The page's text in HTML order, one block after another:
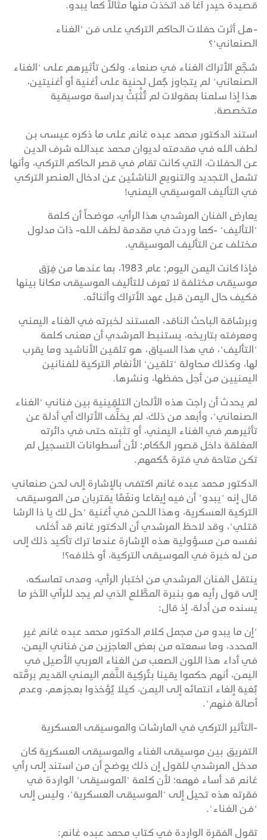
قصيدة حيدر آغا قد اتخذت منها مثالاً كما يبدو.
-هل أثرت حفلات الحاكم التركي على فن "الغناء
الصنعاني"؟
شجَّع الأتراك الغناء في صنعاء، ولكن تأثيرهم على "الغناء
الصنعاني" لم يتجاوز جُمل لحنية على أغنية أو أغنيتين،
هذا إذا سلمنا بمقولات لم تُثْبَتْ بدراسة موسيقية
متخصصة.
استند الدكتور محمد عبده غانم على ما ذكره عيسى بن
لطف الله في مقدمته لديوان محمد عبدالله شرف الدين
عن الحفلات، التي كانت تقام في قصر الحاكم التركي، وأنها
تشمل التجديد والتنويع الناشئين عن ادخال العنصر التركي
في التأليف الموسيقي اليمني!
يعارض الفنان المرشدي هذا الرأي، موضحاً أن كلمة
"التأليف" -كما وردت في مقدمة لطف الله- ذات مدلول
مختلف عن التأليف الموسيقي.
فإذا كانت اليمن اليوم؛ عام 1983، بما عندها من فِرَق
موسيقى مختلفة لا تعرف للتأليف الموسيقى مكانا بينها
فكيف حال اليمن قبل عهد الأتراك وأثنائه.
وبرشاقة الباحث الناقد، المستند لخبرته في الغناء اليمني
ومعرفته بتاريخه، يستنبط المرشدي أن معنى كلمة
"التأليف"، في هذا السياق، هو تلقين الأناشيد وما يقرب
لها، وكذلك محاولة "تلقين" الأنغام التركية للفنانين
اليمنيين من أجل حفظها، ونشرها.
لم يحدث أن راجت هذه الألحان التلقِينية بين فناني "الغناء
الصنعاني"، وأبعد من ذلك، لم يخلِّف الأتراك أي أدلة عن
تأثيرهم في الغناء اليمني، أو تثبته حتى في دائرته
المغلقة داخل قصور الحُكام؛ لأن أسطوانات التسجيل لم
تكن متاحة في فترة حُكمهم.
الدكتور محمد عبده غانم اكتفى بالإشارة إلى لحن صنعاني
قال إنه "يبدو" أن فيه إيقاعا ونغَمًا يقتربان من الموسيقى
التركية العسكرية، وهذا اللحن في أغنية "حل لك يا ذا الرشا
قتلي"، وقد لاحظ المرشدي أن الدكتور غانم قد أخلى
نفسه من مسؤولية هذه الإشارة عندما ترك تأكيد ذلك إلى
من له خبرة في الموسيقى التركية، أو خلافه؟!
ينتقل الفنان المرشدي من اختبار الرأي، ومدى تماسكه،
إلى قول رأيه هو بنبرة المطَّلع الذي لم يجد للرأي الآخر ما
يسنده من أدلة، إذ قال:
"إن ما يبدو من مجمل كلام الدكتور محمد عبده غانم غير
المحدد، وما سمعته من بعض العاجزين من فناني اليمن،
في أداء هذا اللون الصعب من الغناء العربي الأصيل في
اليمن، أنهم حكموا يقينا بتُركِية النَّغم اليمني القديم برمَّته
بُغية إلغاء انتمائه إلى اليمن، كيلا يُؤخذوا بعجزهم، وعدم
أصالة فنهم".
-التأثير التركي في المارشات والموسيقى العسكرية
التفريق بين موسيقى الغناء والموسيقى العسكرية كان
مدخل المرشدي للقول إن ذلك يوضح أن من استند إلى رأي
غانم قد أساء فهمه؛ لأن كلمة "الموسيقى" الواردة في
فقرته هذه تحيل إلى "الموسيقى العسكرية"، وليس إلى
"فن الغناء".
تقول الفقرة الواردة في كتاب محمد عبده غانم: